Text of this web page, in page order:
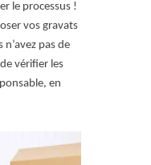
le processus !
vos gravats
pas de
vérifier les
en